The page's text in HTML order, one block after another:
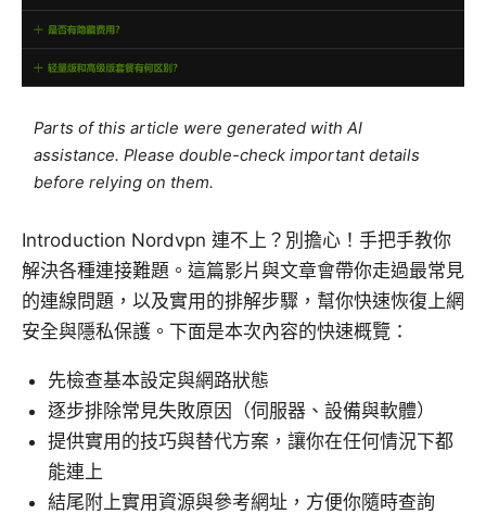
Parts of this article were generated with AI
assistance. Please double-check important details
before relying on them.
Introduction Nordvpn 連不上？別擔心！手把手教你
解決各種連接難題。這篇影片與文章會帶你走過最常見
的連線問題，以及實用的排解步驟，幫你快速恢復上網
安全與隱私保護。下面是本次內容的快速概覽：
先檢查基本設定與網路狀態
逐步排除常見失敗原因（伺服器、設備與軟體）
提供實用的技巧與替代方案，讓你在任何情況下都
能連上
結尾附上實用資源與參考網址，方便你隨時查詢